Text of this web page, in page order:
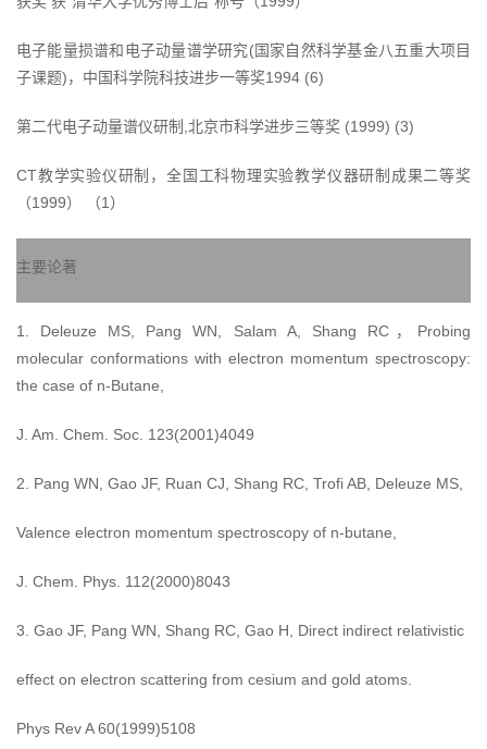
电子能量损谱和电子动量谱学研究(国家自然科学基金八五重大项目
子课题)，中国科学院科技进步一等奖1994 (6)
第二代电子动量谱仪研制,北京市科学进步三等奖 (1999) (3)
CT教学实验仪研制，全国工科物理实验教学仪器研制成果二等奖
（1999） （1）
主要论著
1. Deleuze MS, Pang WN, Salam A, Shang RC，Probing
molecular conformations with electron momentum spectroscopy:
the case of n-Butane,
J. Am. Chem. Soc. 123(2001)4049
2. Pang WN, Gao JF, Ruan CJ, Shang RC, Trofi AB, Deleuze MS,
Valence electron momentum spectroscopy of n-butane,
J. Chem. Phys. 112(2000)8043
3. Gao JF, Pang WN, Shang RC, Gao H, Direct indirect relativistic
effect on electron scattering from cesium and gold atoms.
Phys Rev A 60(1999)5108